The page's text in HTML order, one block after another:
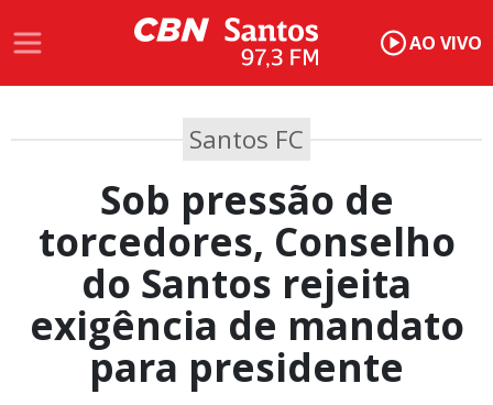
AO VIVO
Santos FC
Sob pressão de
torcedores, Conselho
do Santos rejeita
exigência de mandato
para presidente